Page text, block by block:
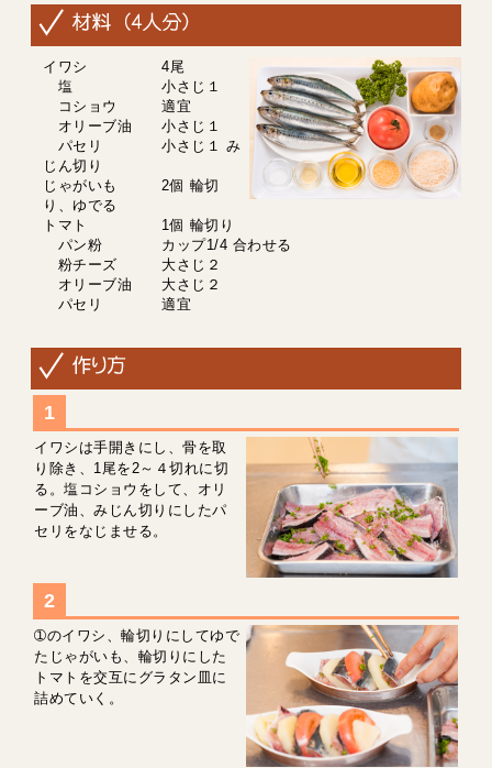
イワシ 4尾
塩 小さじ１
コショウ 適宜
オリーブ油 小さじ１
パセリ 小さじ１ み
じん切り
じゃがいも 2個 輪切
り、ゆでる
トマト 1個 輪切り
パン粉 カップ1/4 合わせる
粉チーズ 大さじ２
オリーブ油 大さじ２
パセリ 適宜
イワシは手開きにし、骨を取
り除き、1尾を2～４切れに切
る。塩コショウをして、オリ
ーブ油、みじん切りにしたパ
セリをなじませる。
➀のイワシ、輪切りにしてゆで
たじゃがいも、輪切りにした
トマトを交互にグラタン皿に
詰めていく。